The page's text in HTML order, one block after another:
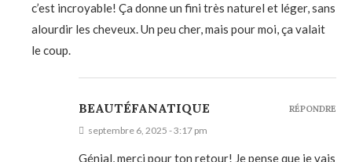
c’est incroyable! Ça donne un fini très naturel et léger, sans
alourdir les cheveux. Un peu cher, mais pour moi, ça valait
le coup.
BEAUTÉFANATIQUE
septembre 6, 2025 - 3:17 pm
Génial, merci pour ton retour! Je pense que je vais
RÉPONDRE